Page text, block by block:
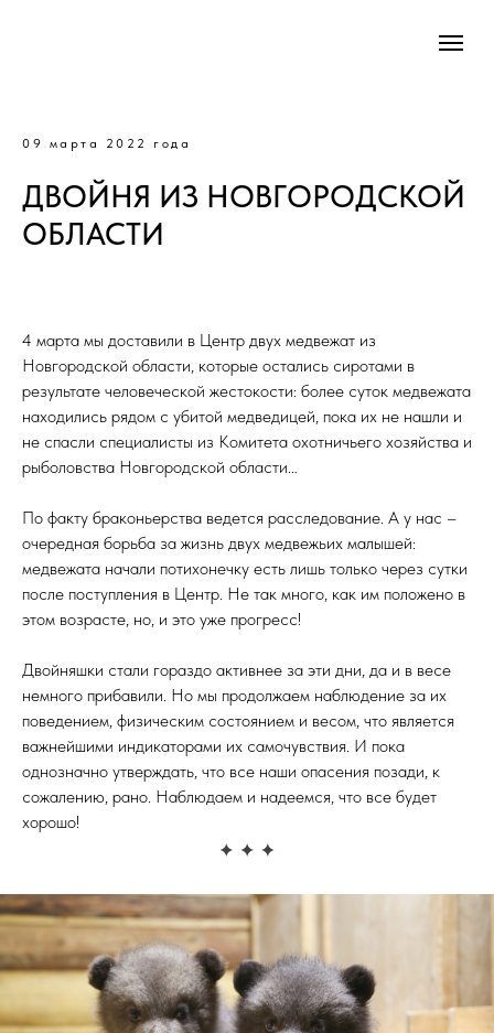
09 марта 2022 года
ДВОЙНЯ ИЗ НОВГОРОДСКОЙ
ОБЛАСТИ
4 марта мы доставили в Центр двух медвежат из
Новгородской области, которые остались сиротами в
результате человеческой жестокости: более суток медвежата
находились рядом с убитой медведицей, пока их не нашли и
не спасли специалисты из Комитета охотничьего хозяйства и
рыболовства Новгородской области…
По факту браконьерства ведется расследование. А у нас –
очередная борьба за жизнь двух медвежьих малышей:
медвежата начали потихонечку есть лишь только через сутки
после поступления в Центр. Не так много, как им положено в
этом возрасте, но, и это уже прогресс!
Двойняшки стали гораздо активнее за эти дни, да и в весе
немного прибавили. Но мы продолжаем наблюдение за их
поведением, физическим состоянием и весом, что является
важнейшими индикаторами их самочувствия. И пока
однозначно утверждать, что все наши опасения позади, к
сожалению, рано. Наблюдаем и надеемся, что все будет
хорошо!